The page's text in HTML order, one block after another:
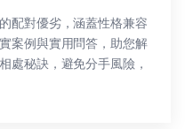
配對優劣，涵蓋性格兼容
案例與實用問答，助您解
處秘訣，避免分手風險，